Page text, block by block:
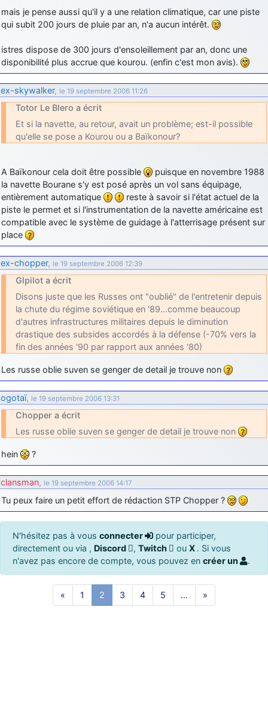
mais je pense aussi qu'il y a une relation climatique, car une piste
qui subit 200 jours de pluie par an, n'a aucun intérêt.
istres dispose de 300 jours d'ensoleillement par an, donc une
disponibilité plus accrue que kourou. (enfin c'est mon avis).
ex-skywalker, le 19 septembre 2006 11:26
Totor Le Blero a écrit
Et si la navette, au retour, avait un problème; est-il possible
qu'elle se pose a Kourou ou a Baïkonour?
A Baïkonour cela doit être possible
puisque en novembre 1988
la navette Bourane s'y est posé après un vol sans équipage,
entièrement automatique
reste à savoir si l'état actuel de la
piste le permet et si l'instrumentation de la navette américaine est
compatible avec le système de guidage à l'atterrisage présent sur
place
ex-chopper, le 19 septembre 2006 12:39
Glpilot a écrit
Disons juste que les Russes ont "oublié" de l'entretenir depuis
la chute du régime soviétique en '89…comme beaucoup
d'autres infrastructures militaires depuis le diminution
drastique des subsides accordés à la défense (-70% vers la
fin des années '90 par rapport aux années '80)
Les russe oblie suven se genger de detail je trouve non
ogotaï, le 19 septembre 2006 13:31
Chopper a écrit
Les russe oblie suven se genger de detail je trouve non
hein ?
clansman, le 19 septembre 2006 14:17
Tu peux faire un petit effort de rédaction STP Chopper ?
N'hésitez pas à vous connecter
pour participer,
directement ou via , Discord , Twitch ou X . Si vous
n'avez pas encore de compte, vous pouvez en créer un .
« 1 2 3 4 5 … »